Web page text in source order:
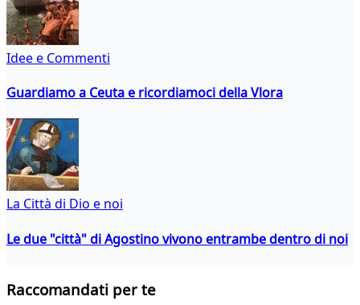
Idee e Commenti
Guardiamo a Ceuta e ricordiamoci della Vlora
La Città di Dio e noi
Le due "città" di Agostino vivono entrambe dentro di noi
Raccomandati per te